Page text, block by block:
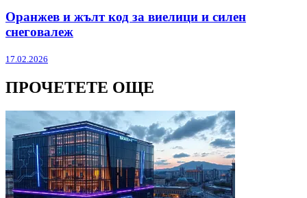
Оранжев и жълт код за виелици и силен
снеговалеж
17.02.2026
ПРОЧЕТЕТЕ ОЩЕ